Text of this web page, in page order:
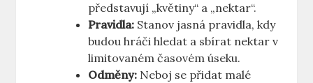
představují „květiny“ a „nektar“.
Pravidla: Stanov jasná pravidla, kdy
budou hráči hledat a sbírat nektar v
limitovaném časovém úseku.
Odměny: Neboj se přidat malé